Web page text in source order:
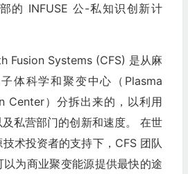
的 INFUSE 公-私知识创新计
Fusion Systems (CFS) 是从麻
体科学和聚变中心（Plasma
Center）分拆出来的，以利用
私营部门的创新和速度。 在世
术投资者的支持下，CFS 团队
为商业聚变能源提供最快的途